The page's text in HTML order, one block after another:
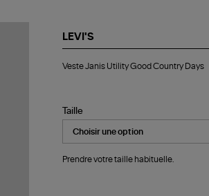
LEVI'S
Janis
Days
Veste Janis Utility Good Country Days
Taille
Prendre votre taille habituelle.